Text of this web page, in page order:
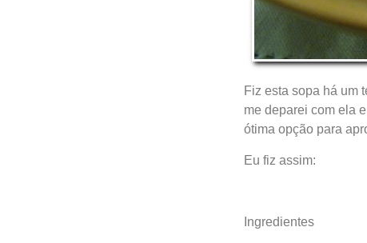
Fiz esta sopa há um
me deparei com ela
ótima opção para
Eu fiz assim:
Ingredientes